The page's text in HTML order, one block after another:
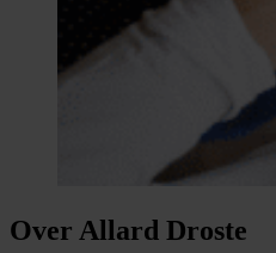
Over Allard Droste